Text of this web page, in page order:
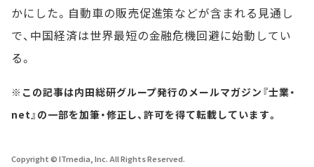
かにした。自動車の販売促進策などが含まれる見通し
で、中国経済は世界最短の金融危機回避に始動してい
る。
※この記事は内田総研グループ発行のメールマガジン『士業・
net』の一部を加筆・修正し、許可を得て転載しています。
Copyright © ITmedia, Inc. All Rights Reserved.